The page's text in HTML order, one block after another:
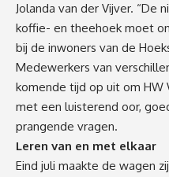
Jolanda van der Vijver. “De
koffie- en theehoek moet
bij de inwoners van de
Medewerkers van
komende tijd op uit om
met een luisterend oor,
prangende vragen.
Leren van en met elkaar
Eind juli maakte de wagen